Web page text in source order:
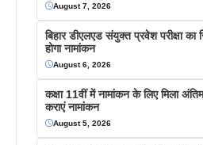
August 7, 2026
बिहार डीएलएड संयुक्त प्रवेश परीक्षा
होगा नामांकन
August 6, 2026
कक्षा 11वीं में नामांकन के लिए मिला
कराएं नामांकन
August 5, 2026